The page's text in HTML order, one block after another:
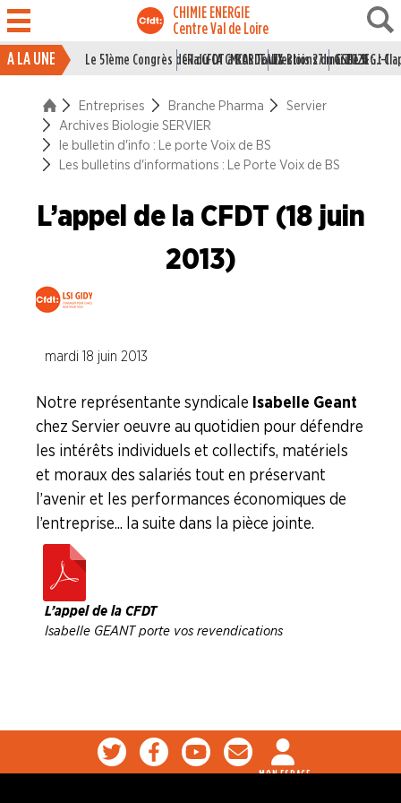
CHIMIE ENERGIE
Centre Val de Loire
ACTUALITÉ
ENTREPRISES
Branche Caoutchouc
Branche I.E.G.
Branche Pharma
Colorcon
Delpharm Orléans
Delpharm Saint-Rémy-sur-Avre
Ethypharm
Expanscience
Laboratoires Chemineau
Novo Nordisk
A LA UNE Le 51ème Congrès de la CFDT à BORDEAUX
CR du CA CMCAS Tours Blois 27 mai 2026
Elections du CSE LSI : J-1
Grille IEG :
Entreprises Branche Pharma
Servier
Archives Biologie SERVIER
le bulletin d'info : Le porte Voix de BS
Les bulletins d'informations : Le Porte Voix de BS
L’appel de la CFDT (18 juin
2013)
mardi 18 juin 2013
Notre représentante syndicale Isabelle Geant
chez Servier oeuvre au quotidien pour défendre
les intérêts individuels et collectifs, matériels
et moraux des salariés tout en préservant
l’avenir et les performances économiques de
l’entreprise... la suite dans la pièce jointe.
L’appel de la CFDT
Isabelle GEANT porte vos revendications
MON ESPACE